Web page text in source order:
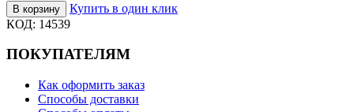
В корзину
Купить в один клик
КОД: 14539
ПОКУПАТЕЛЯМ
Как оформить заказ
Способы доставки